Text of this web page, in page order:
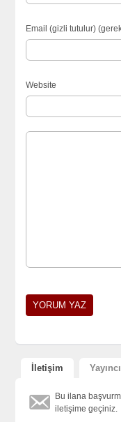
Email (gizli tutulur)
Website
İletişim Yayıncı
Bu ilana
iletişime geçiniz.